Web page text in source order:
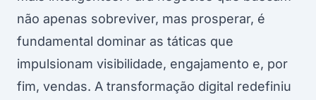
não apenas sobreviver, mas prosperar, é
fundamental dominar as táticas que
impulsionam visibilidade, engajamento e, por
fim, vendas. A transformação digital redefiniu